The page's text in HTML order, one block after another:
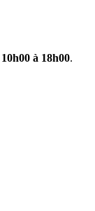
à 18h00.